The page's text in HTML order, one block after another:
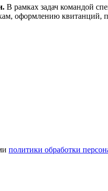
В рамках задач командой
оформлению
политики обработки